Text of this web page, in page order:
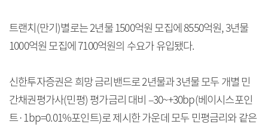
트랜치(만기)별로는 2년물 1500억원 모집에 8550억원, 3년물
1000억원 모집에 7100억원의 수요가 유입됐다.
신한투자증권은 희망 금리밴드로 2년물과 3년물 모두 개별 민
간채권평가사(민평) 평가금리 대비 –30~+30bp(베이시스포인
트·1bp=0.01%포인트)로 제시한 가운데 모두 민평금리와 같은